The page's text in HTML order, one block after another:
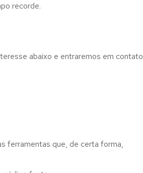
recorde.
abaixo e entraremos em contato
ferramentas que, de certa forma,